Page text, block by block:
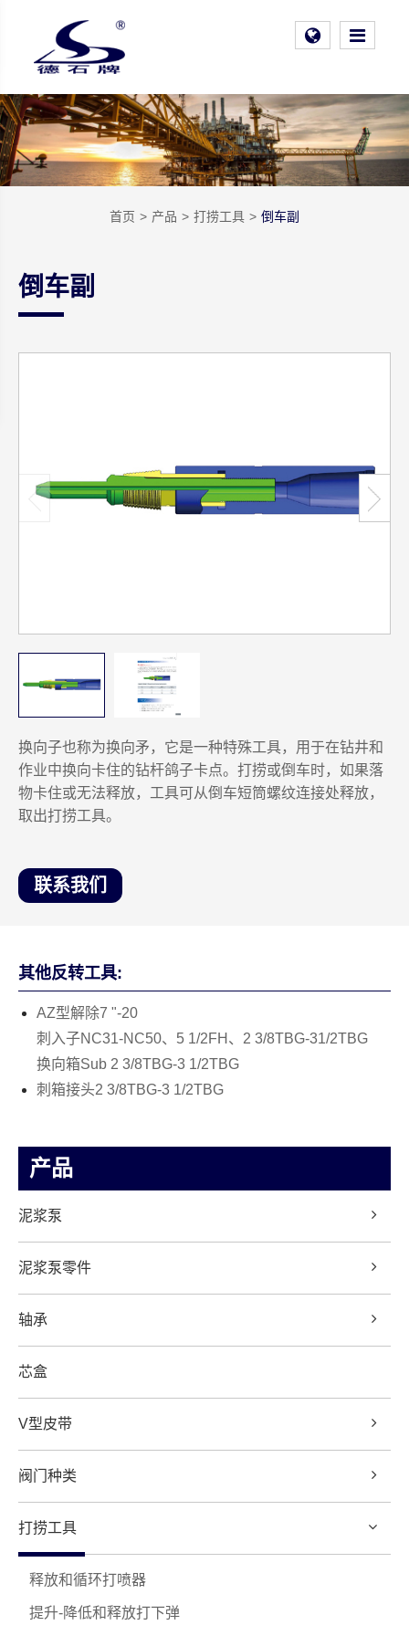
首页 产品 打捞工具 倒车副
倒车副
换向子也称为换向矛，它是一种特殊工具，用于在钻井和
作业中换向卡住的钻杆鸽子卡点。打捞或倒车时，如果落
物卡住或无法释放，工具可从倒车短筒螺纹连接处释放，
取出打捞工具。
联系我们
其他反转工具:
AZ型解除7 "-20
刺入子NC31-NC50、5 1/2FH、2 3/8TBG-31/2TBG
换向箱Sub 2 3/8TBG-3 1/2TBG
刺箱接头2 3/8TBG-3 1/2TBG
产品
泥浆泵
泥浆泵零件
轴承
芯盒
V型皮带
阀门种类
打捞工具
释放和循环打喷器
提升-降低和释放打下弹